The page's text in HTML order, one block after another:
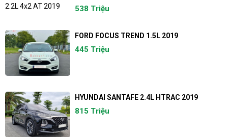
538 Triệu
FORD FOCUS TREND 1.5L 2019
445 Triệu
HYUNDAI SANTAFE 2.4L HTRAC 2019
815 Triệu